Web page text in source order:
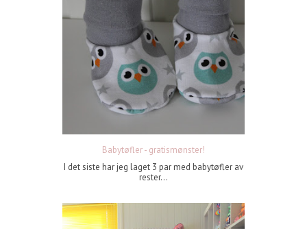
Babytøfler - gratismønster!
I det siste har jeg laget 3 par med babytøfler av
rester...